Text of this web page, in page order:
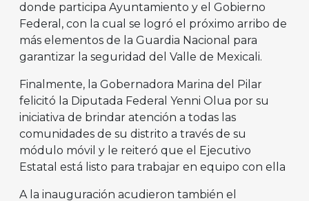
donde participa Ayuntamiento y el Gobierno
Federal, con la cual se logró el próximo arribo de
más elementos de la Guardia Nacional para
garantizar la seguridad del Valle de Mexicali.
Finalmente, la Gobernadora Marina del Pilar
felicitó la Diputada Federal Yenni Olua por su
iniciativa de brindar atención a todas las
comunidades de su distrito a través de su
módulo móvil y le reiteró que el Ejecutivo
Estatal está listo para trabajar en equipo con ella
A la inauguración acudieron también el